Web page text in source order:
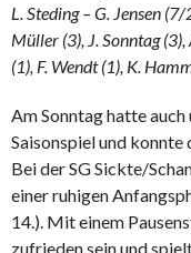
L. Steding – G. Jensen
Müller (3), J. Sonntag
(1), F. Wendt (1), K.
Am Sonntag hatte
Saisonspiel und
Bei der SG Sickte/
einer ruhigen
14.). Mit einem
zufrieden sein und